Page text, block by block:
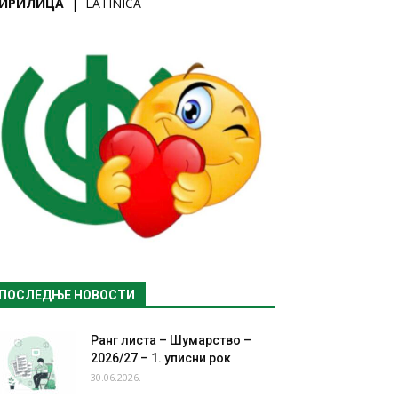
НОВОСТИ
Ранг листа – Шумарство –
2026/27 – 1. уписни рок
30.06.2026.